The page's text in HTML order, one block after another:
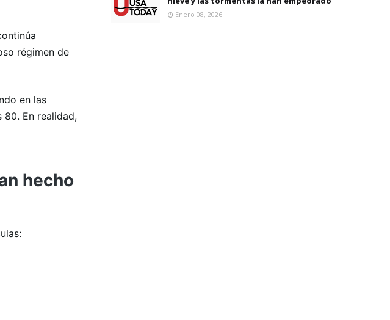
régimen de
en las
80. En realidad,
hecho
Enero 08, 2026